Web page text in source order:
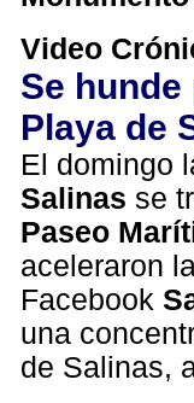
Video
Se
Playa de
El domingo
Salinas se
Paseo
aceleraron
Facebook
una
de Salinas,